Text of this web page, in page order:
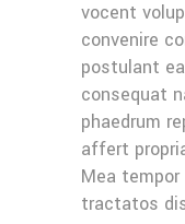
vocent
convenire
postulant
consequat
phaedrum
affert
Mea
tractatos